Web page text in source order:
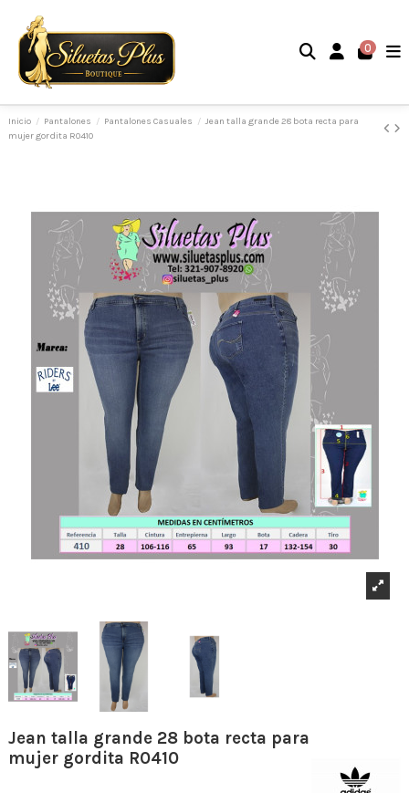
0
Inicio Pantalones Pantalones Casuales
Jean talla grande 28 bota recta para
mujer gordita R0410
Jean talla grande 28 bota recta para
mujer gordita R0410